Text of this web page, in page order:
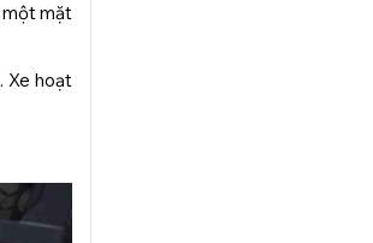
một mặt
Xe hoạt